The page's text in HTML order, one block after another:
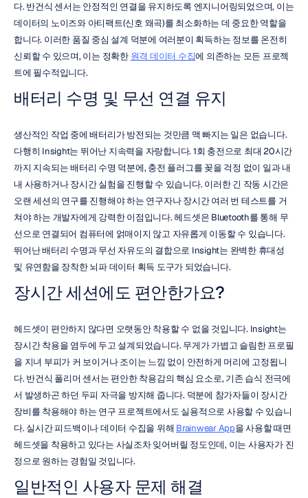
다. 반건식 센서는 안정적인 연결을 유지하도록 엔지니어링되었으며, 이는
데이터의 노이즈와 아티팩트(신호 왜곡)를 최소화하는 데 중요한 역할을
합니다. 이러한 품질 중심 설계 덕분에 여러분이 획득하는 정보를 온전히
신뢰할 수 있으며, 이는 정확한 원격 데이터 수집에 의존하는 모든 프로젝
트에 필수적입니다.
배터리 수명 및 무선 연결 유지
생산적인 작업 중에 배터리가 방전되는 것만큼 맥 빠지는 일은 없습니다.
다행히 Insight는 뛰어난 지속력을 자랑합니다. 1회 충전으로 최대 20시간
까지 지속되는 배터리 수명 덕분에, 충전 플러그를 꽂을 걱정 없이 일과 내
내 사용하거나 장시간 실험을 진행할 수 있습니다. 이러한 긴 작동 시간은
오랜 세션의 연구를 진행해야 하는 연구자나 장시간 여러 번 테스트를 거
쳐야 하는 개발자에게 강력한 이점입니다. 헤드셋은 Bluetooth를 통해 무
선으로 연결되어 컴퓨터에 얽매이지 않고 자유롭게 이동할 수 있습니다.
뛰어난 배터리 수명과 무선 자유도의 결합으로 Insight는 완벽한 휴대성
및 유연함을 장착한 뇌파 데이터 획득 도구가 되었습니다.
장시간 세션에도 편안한가요?
헤드셋이 편안하지 않다면 오랫동안 착용할 수 없을 것입니다. Insight는
장시간 착용을 염두에 두고 설계되었습니다. 무게가 가볍고 슬림한 프로필
을 지녀 부피가 커 보이거나 조이는 느낌 없이 안전하게 머리에 고정됩니
다. 반건식 폴리머 센서는 편안한 착용감의 핵심 요소로, 기존 습식 전극에
서 발생하곤 하던 두피 자극을 방지해 줍니다. 덕분에 참가자들이 장시간
장비를 착용해야 하는 연구 프로젝트에서도 실용적으로 사용할 수 있습니
다. 실시간 피드백이나 데이터 수집을 위해 Brainwear App을 사용할 때면
헤드셋을 착용하고 있다는 사실조차 잊어버릴 정도인데, 이는 사용자가 진
정으로 원하는 경험일 것입니다.
일반적인 사용자 문제 해결